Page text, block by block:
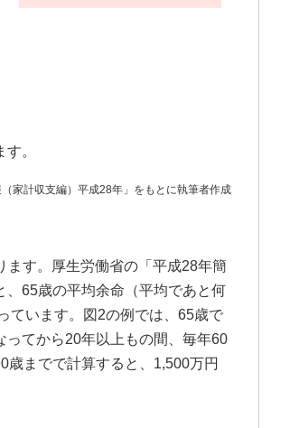
。
家計収支編）平成28年」をもとに執筆者作成
ます。厚生労働省の「平成28年簡
65歳の平均余命（平均であと何
ています。図2の例では、65歳で
ってから20年以上もの間、毎年60
までで計算すると、1,500万円